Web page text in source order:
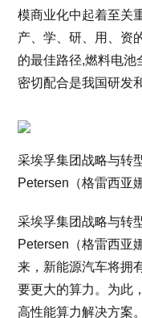
模商业化中起着至关
产、学、研、用、资
的最佳路径,燃料电池
密切配合是我国研发
采埃孚集团战略与转
Petersen（格雷西亚
采埃孚集团战略与转
Petersen（格雷西亚
来，新能源汽车将拥
要更大的算力。为此
高性能算力解决方案